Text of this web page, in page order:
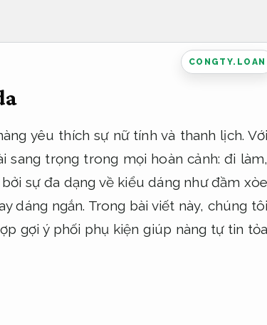
CONGTY.LOAN
yêu thích sự nữ tính và thanh lịch. Với
trọng trong mọi hoàn cảnh: đi làm,
sự đa dạng về kiểu dáng như đầm xòe
dáng ngắn. Trong bài viết này, chúng tôi
gợi ý phối phụ kiện giúp nàng tự tin tỏa